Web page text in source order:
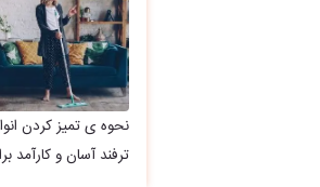
نحوه ی تمیز کردن
ترفند آسان و کارآمد